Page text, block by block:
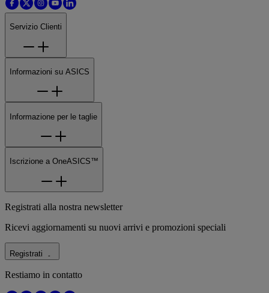
Servizio Clienti
Informazioni su ASICS
Informazione per le taglie
Iscrizione a OneASICS™
Registrati alla nostra newsletter
Ricevi aggiornamenti su nuovi arrivi e promozioni speciali
Registrati
Restiamo in contatto